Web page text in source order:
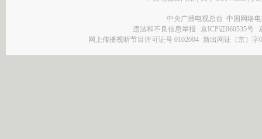
中央广播电视总台 中国网络
违法和不良信息举报
京ICP证060535号
网上传播视听节目许可证号 0102004 新出网证（京）